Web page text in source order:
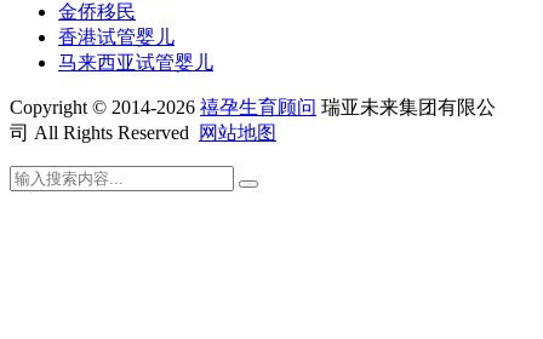
金侨移民
香港试管婴儿
马来西亚试管婴儿
Copyright © 2014-2026 禧孕生育顾问 瑞亚未来集团有限公
司 All Rights Reserved
网站地图